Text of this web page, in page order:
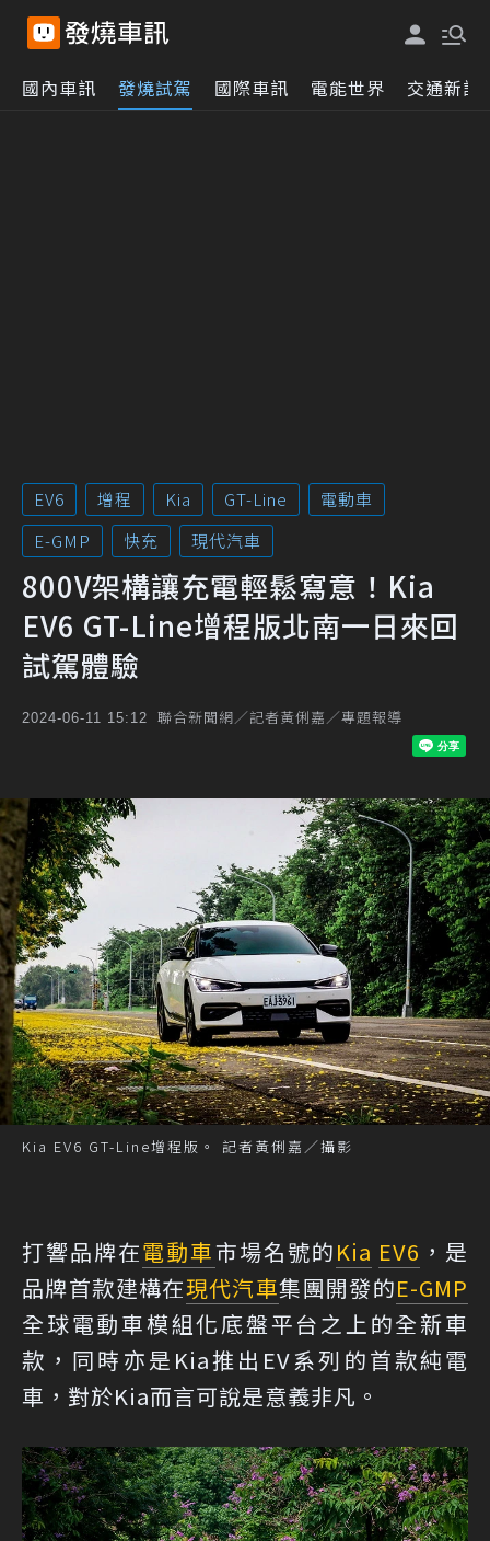
國內車訊 發燒試駕 國際車訊 電能世界 交通新訊
EV6 增程 Kia GT-Line
電動車
E-GMP
快充 現代汽車
800V架構讓充電輕鬆寫意！Kia
EV6 GT-Line增程版北南一日來回
試駕體驗
2024-06-11 15:12 聯合新聞網／記者黃俐嘉／專題報導
Kia EV6 GT-Line增程版。 記者黃俐嘉／攝影
打響品牌在電動車市場名號的Kia EV6 ，是
品牌首款建構在現代汽車集團開發的E-GMP
全球電動車模組化底盤平台之上的全新車
款，同時亦是Kia推出EV系列的首款純電
車，對於Kia而言可說是意義非凡。